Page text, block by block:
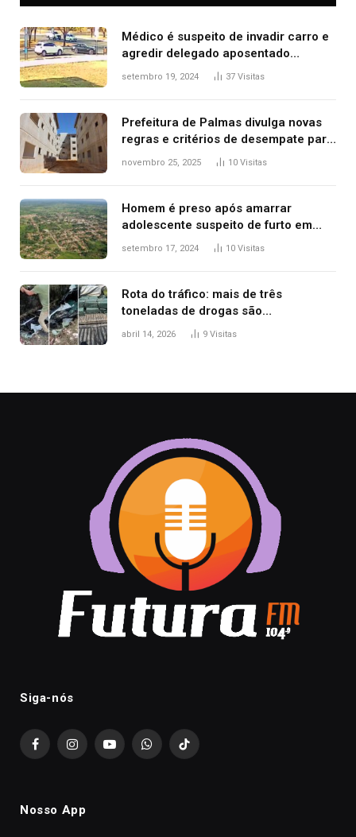
Médico é suspeito de invadir carro e
agredir delegado aposentado
durante confusão no trânsito
setembro 19, 2024 37 Visitas
Prefeitura de Palmas divulga novas
regras e critérios de desempate para
seleção de famílias no Minha Casa,
novembro 25, 2025 10 Visitas
Homem é preso após amarrar
adolescente suspeito de furto em
estaca de cerca e agredi-lo
setembro 17, 2024 10 Visitas
Rota do tráfico: mais de três
toneladas de drogas são
apreendidas no TO em três meses
abril 14, 2026 9 Visitas
Siga-nós
FacebookInstagramYouTubeWhatsAppTikTok
Nosso App